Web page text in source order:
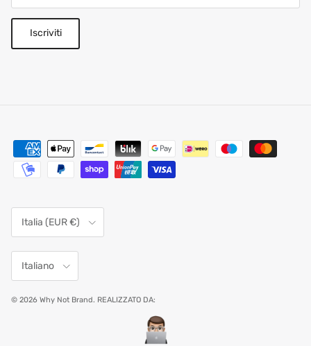
Iscriviti
Italia (EUR €)
Italiano
© 2026 Why Not Brand. REALIZZATO DA: